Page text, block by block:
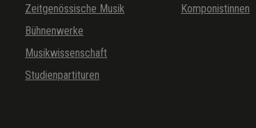
Zeitgenössische Musik
Bühnenwerke
Musikwissenschaft
Studienpartituren
Komponistinnen